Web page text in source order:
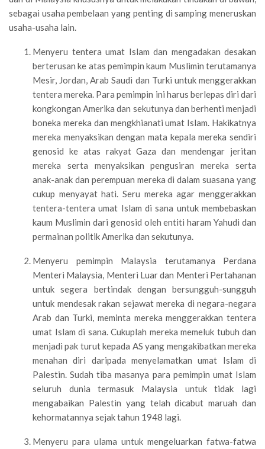
sebagai usaha pembelaan yang penting di samping meneruskan
usaha-usaha lain.
Menyeru tentera umat Islam dan mengadakan desakan
berterusan ke atas pemimpin kaum Muslimin terutamanya
Mesir, Jordan, Arab Saudi dan Turki untuk menggerakkan
tentera mereka. Para pemimpin ini harus berlepas diri dari
kongkongan Amerika dan sekutunya dan berhenti menjadi
boneka mereka dan mengkhianati umat Islam. Hakikatnya
mereka menyaksikan dengan mata kepala mereka sendiri
genosid ke atas rakyat Gaza dan mendengar jeritan
mereka serta menyaksikan pengusiran mereka serta
anak-anak dan perempuan mereka di dalam suasana yang
cukup menyayat hati. Seru mereka agar menggerakkan
tentera-tentera umat Islam di sana untuk membebaskan
kaum Muslimin dari genosid oleh entiti haram Yahudi dan
permainan politik Amerika dan sekutunya.
Menyeru pemimpin Malaysia terutamanya Perdana
Menteri Malaysia, Menteri Luar dan Menteri Pertahanan
untuk segera bertindak dengan bersungguh-sungguh
untuk mendesak rakan sejawat mereka di negara-negara
Arab dan Turki, meminta mereka menggerakkan tentera
umat Islam di sana. Cukuplah mereka memeluk tubuh dan
menjadi pak turut kepada AS yang mengakibatkan mereka
menahan diri daripada menyelamatkan umat Islam di
Palestin. Sudah tiba masanya para pemimpin umat Islam
seluruh dunia termasuk Malaysia untuk tidak lagi
mengabaikan Palestin yang telah dicabut maruah dan
kehormatannya sejak tahun 1948 lagi.
Menyeru para ulama untuk mengeluarkan fatwa-fatwa